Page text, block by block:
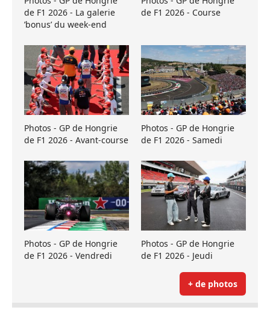
de F1 2026 - La galerie
’bonus’ du week-end
de F1 2026 - Course
Photos - GP de Hongrie
de F1 2026 - Avant-course
Photos - GP de Hongrie
de F1 2026 - Samedi
Photos - GP de Hongrie
de F1 2026 - Vendredi
Photos - GP de Hongrie
de F1 2026 - Jeudi
+ de photos